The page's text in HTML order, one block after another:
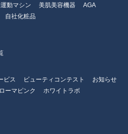
動マシン 美肌美容機器
AGA
自社化粧品
ビス ビューティコンテスト
お知らせ
ローマピンク
ホワイトラボ